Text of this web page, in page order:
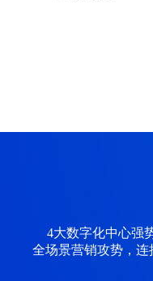
4大数字化中心强
全场景营销攻势，